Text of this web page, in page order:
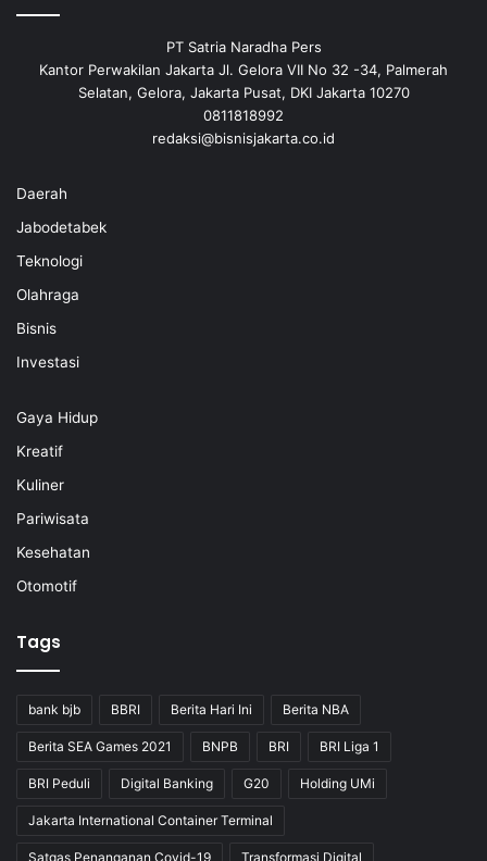
PT Satria Naradha Pers
Kantor Perwakilan Jakarta Jl. Gelora VII No 32 -34, Palmerah
Selatan, Gelora, Jakarta Pusat, DKI Jakarta 10270
0811818992
redaksi@bisnisjakarta.co.id
Daerah
Jabodetabek
Teknologi
Olahraga
Bisnis
Investasi
Gaya Hidup
Kreatif
Kuliner
Pariwisata
Kesehatan
Otomotif
Tags
bank bjb BBRI Berita Hari Ini Berita NBA
Berita SEA Games 2021 BNPB BRI BRI Liga 1
BRI Peduli Digital Banking G20 Holding UMi
Jakarta International Container Terminal
Satgas Penanganan Covid-19 Transformasi Digital